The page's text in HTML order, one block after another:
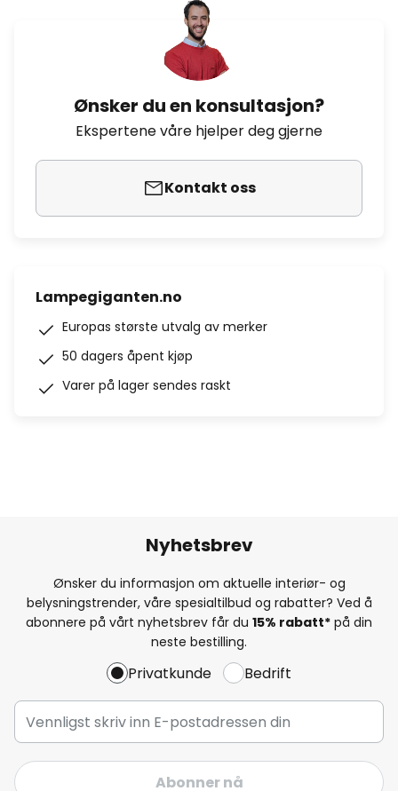
Ønsker du en konsultasjon?
Ekspertene våre hjelper deg gjerne
Kontakt oss
Lampegiganten.no
Europas største utvalg av merker
50 dagers åpent kjøp
Varer på lager sendes raskt
Nyhetsbrev
Ønsker du informasjon om aktuelle interiør- og
belysningstrender, våre spesialtilbud og rabatter? Ved å
abonnere på vårt nyhetsbrev får du 15% rabatt* på din
neste bestilling.
Privatkunde Bedrift
Abonner nå